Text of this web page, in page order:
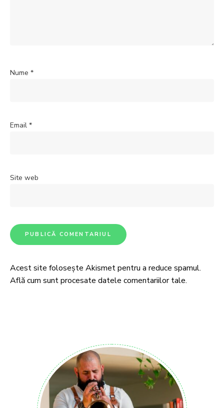
Nume *
Email *
Site web
Acest site folosește Akismet pentru a reduce spamul.
Află cum sunt procesate datele comentariilor tale.